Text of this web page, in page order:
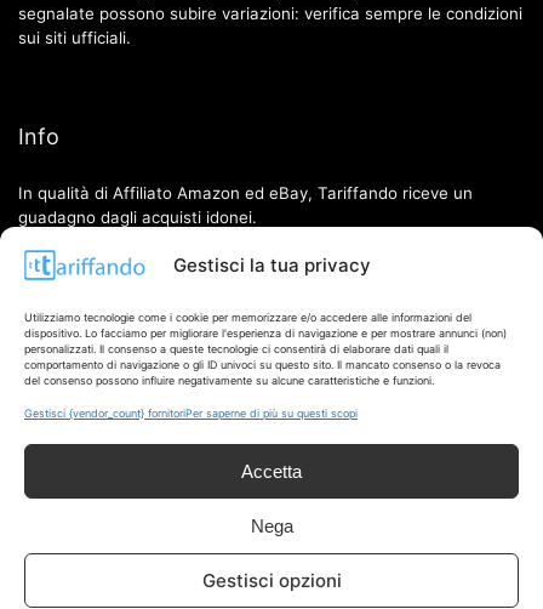
Gestisci la tua privacy
Utilizziamo tecnologie come i cookie per memorizzare e/o accedere alle informazioni del
dispositivo. Lo facciamo per migliorare l'esperienza di navigazione e per mostrare annunci (non)
personalizzati. Il consenso a queste tecnologie ci consentirà di elaborare dati quali il
comportamento di navigazione o gli ID univoci su questo sito. Il mancato consenso o la revoca
del consenso possono influire negativamente su alcune caratteristiche e funzioni.
Gestisci {vendor_count} fornitoriPer saperne di più su questi scopi
Accetta
Nega
Gestisci opzioni
segnalate possono subire variazioni: verifica sempre le condizioni
sui siti ufficiali.
Info
In qualità di Affiliato Amazon ed eBay, Tariffando riceve un
guadagno dagli acquisti idonei.
Note Legali|Cookie Policy
Chi Siamo